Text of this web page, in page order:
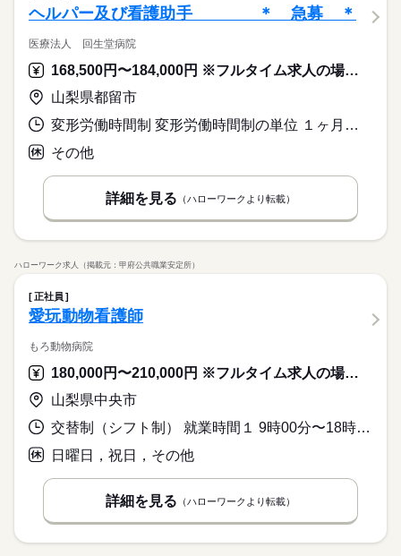
ヘルパー及び看護助手 ＊ 急募 ＊
医療法人 回生堂病院
168,500円〜184,000円 ※フルタイム求人の場合は月額（換算額）、パート求人の場合は時間額を表示しています。
山梨県都留市
変形労働時間制 変形労働時間制の単位 １ヶ月単位 就業時間１ 8時45分〜17時00分 就業時間２ 16時45分〜9時00分 就業時間に関する特記事項 シフト制
その他
詳細を見る （ハローワークより転載）
ハローワーク求人（掲載元：甲府公共職業安定所）
正社員
愛玩動物看護師
もろ動物病院
180,000円〜210,000円 ※フルタイム求人の場合は月額（換算額）、パート求人の場合は時間額を表示しています。
山梨県中央市
交替制（シフト制） 就業時間１ 9時00分〜18時00分 就業時間２ 10時00分〜19時00分 就業時間に関する特記事項 ・（１）早番 （２）遅番
日曜日，祝日，その他
詳細を見る （ハローワークより転載）